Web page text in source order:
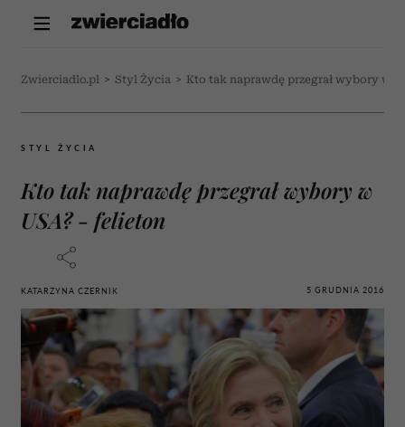
Zwierciadlo.pl > Styl Życia > Kto tak naprawdę przegrał wybory w
STYL ŻYCIA
Kto tak naprawdę przegrał wybory w
USA? - felieton
KATARZYNA CZERNIK 5 GRUDNIA 2016